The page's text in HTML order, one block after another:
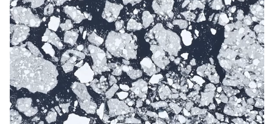
Norge